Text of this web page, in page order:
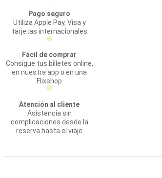
Pago seguro
Utiliza Apple Pay, Visa y
tarjetas internacionales
Fácil de comprar
Consigue tus billetes online,
en nuestra app o en una
Flixshop
Atención al cliente
Asistencia sin
complicaciones desde la
reserva hasta el viaje